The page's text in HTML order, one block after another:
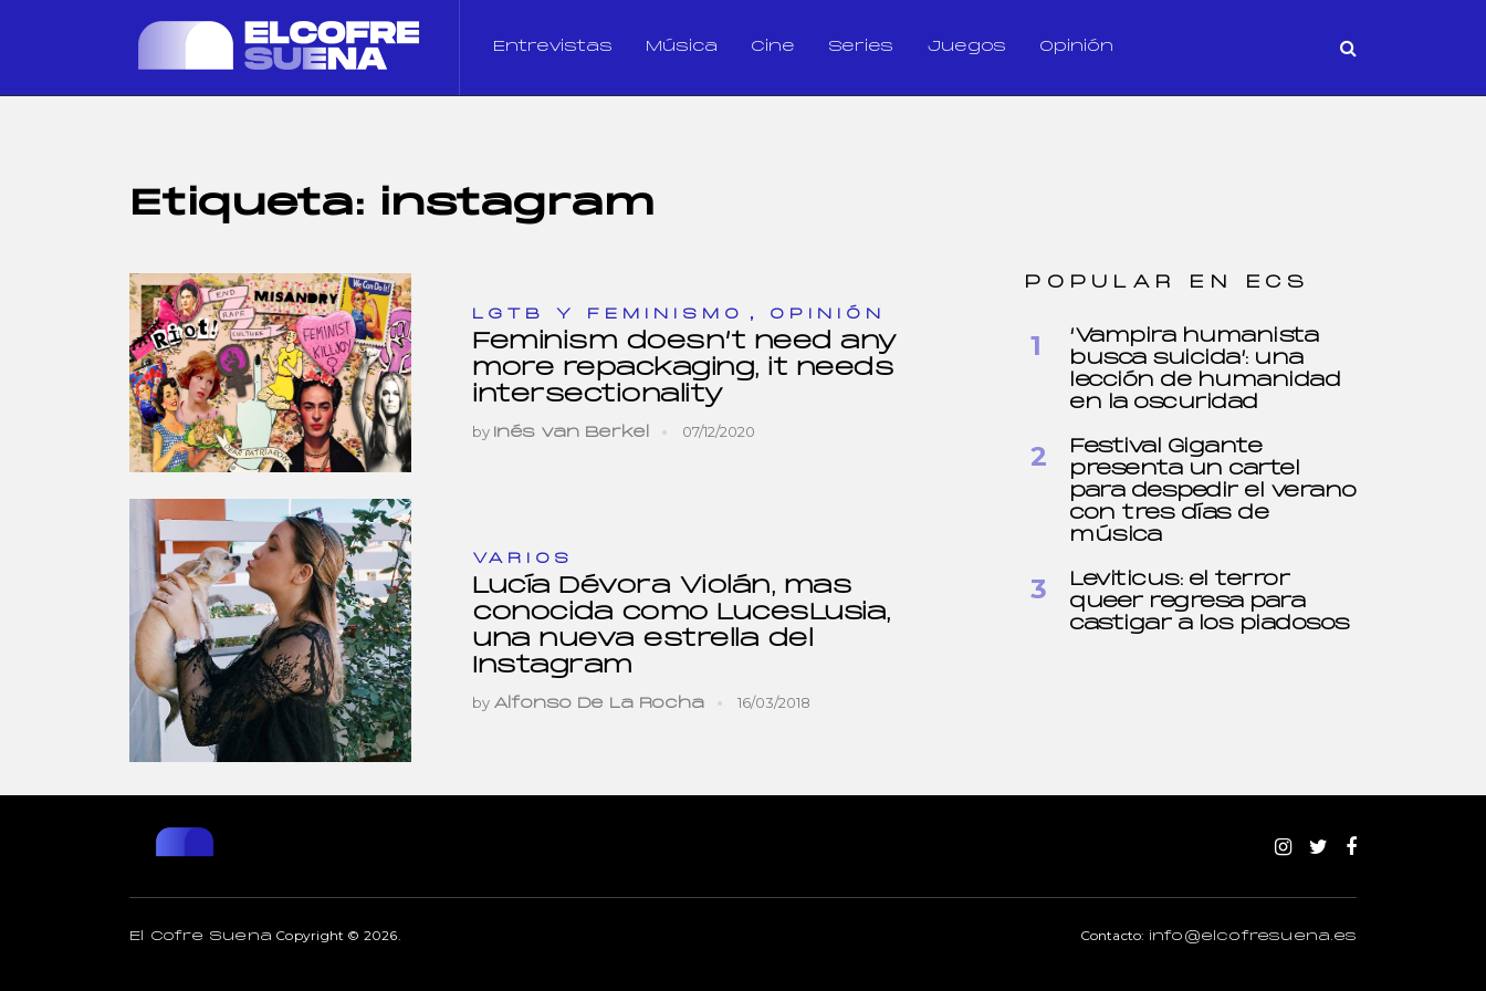
Entrevistas Música Cine Series Juegos Opinión
Etiqueta: instagram
LGTB Y FEMINISMO , OPINIÓN
Feminism doesn’t need any
more repackaging, it needs
intersectionality
by Inés van Berkel 07/12/2020
VARIOS
Lucía Dévora Violán, mas
conocida como LucesLusia,
una nueva estrella del
Instagram
by Alfonso De La Rocha 16/03/2018
POPULAR EN ECS
‘Vampira humanista
busca suicida’: una
lección de humanidad
en la oscuridad
Festival Gigante
presenta un cartel
para despedir el verano
con tres días de
música
Leviticus: el terror
queer regresa para
castigar a los piadosos
El Cofre Suena Copyright © 2026. Contacto: info@elcofresuena.es